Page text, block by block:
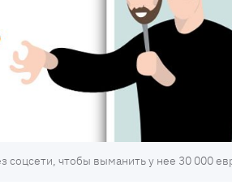
соцсети, чтобы выманить у нее 30 000